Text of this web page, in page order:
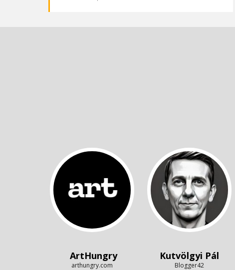
ArtHungry
arthungry.com
Kutvölgyi Pál
Blogger42